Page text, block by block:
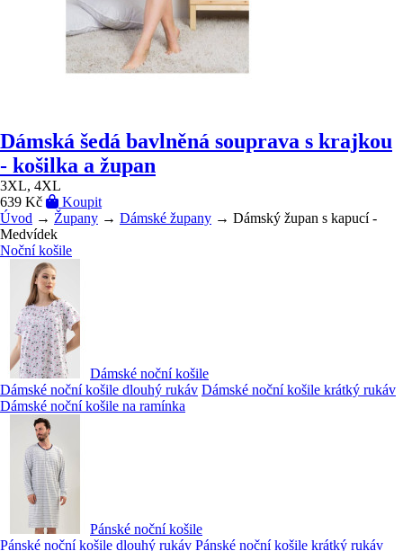
Dámská šedá bavlněná souprava s krajkou
- košilka a župan
3XL, 4XL
639 Kč
Koupit
Úvod → Župany → Dámské župany → Dámský župan s kapucí -
Medvídek
Noční košile
Dámské noční košile
Dámské noční košile dlouhý rukáv Dámské noční košile krátký rukáv
Dámské noční košile na ramínka
Pánské noční košile
Pánské noční košile dlouhý rukáv Pánské noční košile krátký rukáv